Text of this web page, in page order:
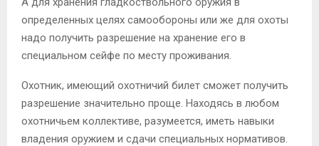
определенных целях самообороны или же для охоты
надо получить разрешение на хранение его в
специальном сейфе по месту проживания.
Охотник, имеющий охотничий билет сможет получить
разрешение значительно проще. Находясь в любом
охотничьем коллективе, разумеется, иметь навыки
владения оружием и сдачи специальных нормативов.